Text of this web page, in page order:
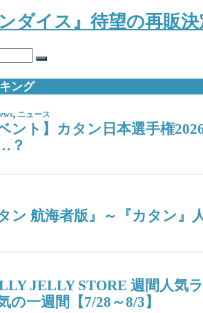
ダイス』待望の再販
ング
, ニュース
ベント】カタン日本選手権
？
タン 航海者版』～『カタン
JELLY STORE 週間人気
の一週間【7/28～8/3】